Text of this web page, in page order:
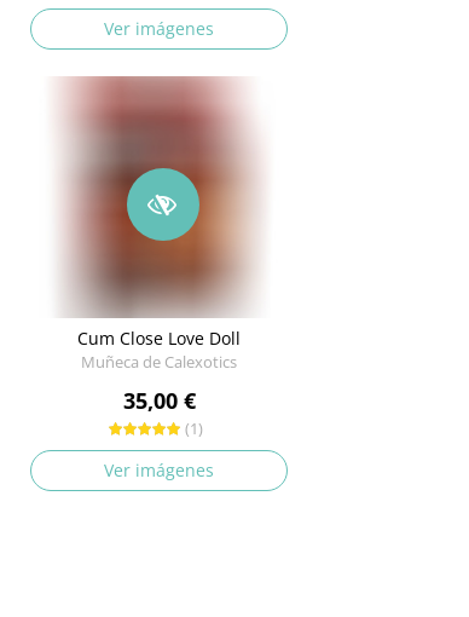
Ver imágenes
Cum Close Love Doll
Muñeca de Calexotics
35,00 €
(1)
Ver imágenes